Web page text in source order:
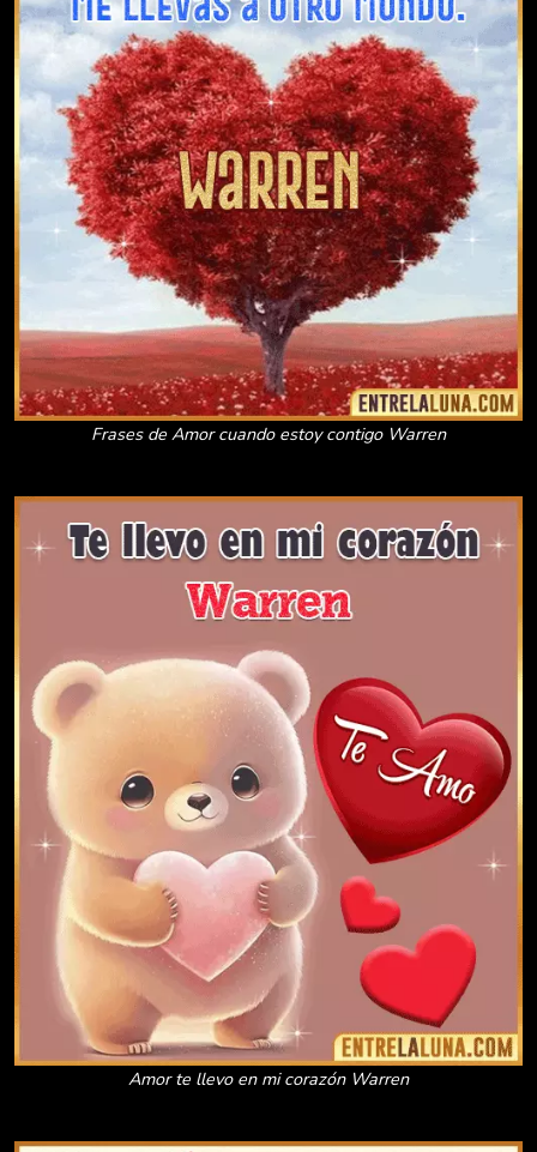
Frases de Amor cuando estoy contigo Warren
Amor te llevo en mi corazón Warren